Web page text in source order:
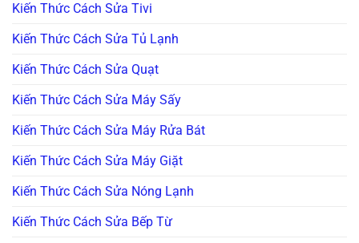
Kiến Thức Cách Sửa Tivi
Kiến Thức Cách Sửa Tủ Lạnh
Kiến Thức Cách Sửa Quạt
Kiến Thức Cách Sửa Máy Sấy
Kiến Thức Cách Sửa Máy Rửa Bát
Kiến Thức Cách Sửa Máy Giặt
Kiến Thức Cách Sửa Nóng Lạnh
Kiến Thức Cách Sửa Bếp Từ